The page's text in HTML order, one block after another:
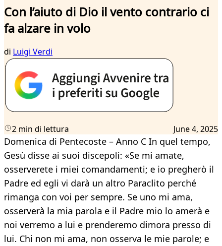
Con l’aiuto di Dio il vento contrario ci
fa alzare in volo
di Luigi Verdi
2 min di lettura June 4, 2025
Domenica di Pentecoste – Anno C In quel tempo,
Gesù disse ai suoi discepoli: «Se mi amate,
osserverete i miei comandamenti; e io pregherò il
Padre ed egli vi darà un altro Paraclito perché
rimanga con voi per sempre. Se uno mi ama,
osserverà la mia parola e il Padre mio lo amerà e
noi verremo a lui e prenderemo dimora presso di
lui. Chi non mi ama, non osserva le mie parole; e